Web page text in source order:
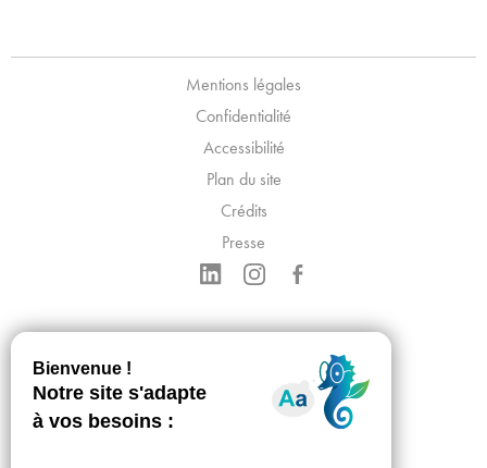
Mentions légales
Confidentialité
Accessibilité
Plan du site
Crédits
Presse